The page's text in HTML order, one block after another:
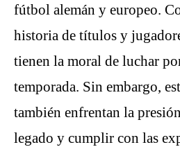
fútbol alemán y europeo.
historia de títulos y
tienen la moral de luchar
temporada. Sin embargo,
también enfrentan la
legado y cumplir con las